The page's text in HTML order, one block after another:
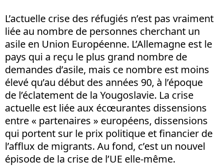
L’actuelle crise des réfugiés n’est pas vraiment
liée au nombre de personnes cherchant un
asile en Union Européenne. L’Allemagne est le
pays qui a reçu le plus grand nombre de
demandes d’asile, mais ce nombre est moins
élevé qu’au début des années 90, à l’époque
de l’éclatement de la Yougoslavie. La crise
actuelle est liée aux écœurantes dissensions
entre « partenaires » européens, dissensions
qui portent sur le prix politique et financier de
l’afflux de migrants. Au fond, c’est un nouvel
épisode de la crise de l’UE elle-même.